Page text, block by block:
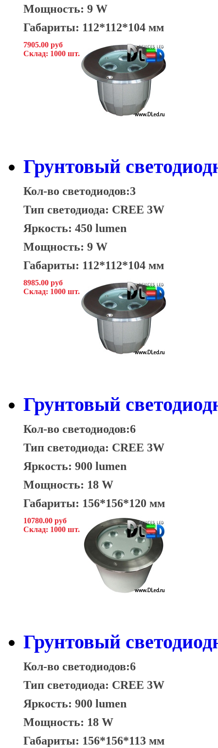
Мощность: 9 W
Габариты: 112*112*104 мм
7905.00 руб
Склад: 1000 шт.
Грунтовый
Кол-во светодиодов:3
Тип светодиода: CREE 3W
Яркость: 450 lumen
Мощность: 9 W
Габариты: 112*112*104 мм
8985.00 руб
Склад: 1000 шт.
Грунтовый
Кол-во светодиодов:6
Тип светодиода: CREE 3W
Яркость: 900 lumen
Мощность: 18 W
Габариты: 156*156*120 мм
10780.00 руб
Склад: 1000 шт.
Грунтовый
Кол-во светодиодов:6
Тип светодиода: CREE 3W
Яркость: 900 lumen
Мощность: 18 W
Габариты: 156*156*113 мм